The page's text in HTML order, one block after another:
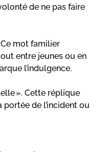
de ne pas faire
mot familier
entre jeunes ou en
l’indulgence.
». Cette réplique
de l’incident ou